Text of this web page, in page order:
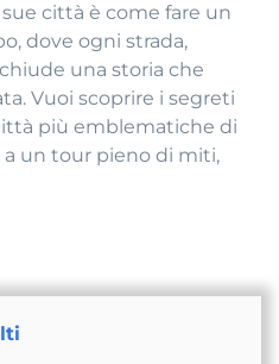
città è come fare un
dove ogni strada,
una storia che
Vuoi scoprire i segreti
più emblematiche di
un tour pieno di miti,